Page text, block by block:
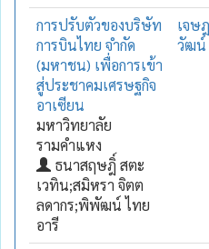
การปรับตัวของบริษัท
การบินไทย จำกัด
(มหาชน) เพื่อการเข้า
สู่ประชาคมเศรษฐกิจ
อาเซียน
มหาวิทยาลัย
รามคำแหง
ธนาสฤษฎิ์ สตะ
เวทิน;สมิหรา จิตต
ลดากร;พิพัฒน์ ไทย
อารี
เจษ
วัฒน์